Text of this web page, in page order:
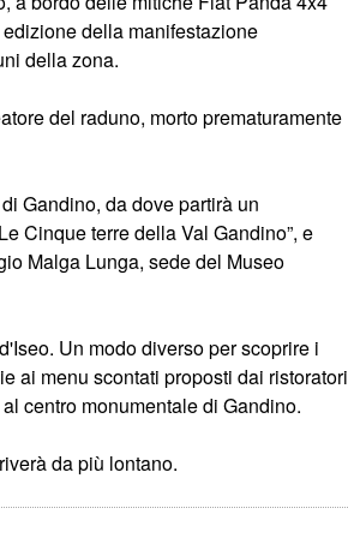
della manifestazione
della zona.
del raduno, morto prematuramente
Gandino, da dove partirà un
Cinque terre della Val Gandino”, e
Malga Lunga, sede del Museo
Un modo diverso per scoprire i
ai menu scontati proposti dai ristoratori
centro monumentale di Gandino.
da più lontano.